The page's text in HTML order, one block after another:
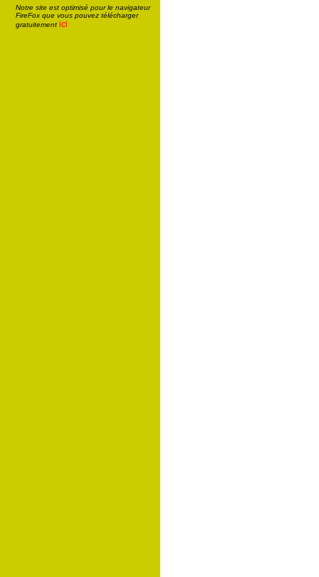
Notre site est optimisé pour le navigateur
FireFox que vous pouvez télécharger
gratuitement ici